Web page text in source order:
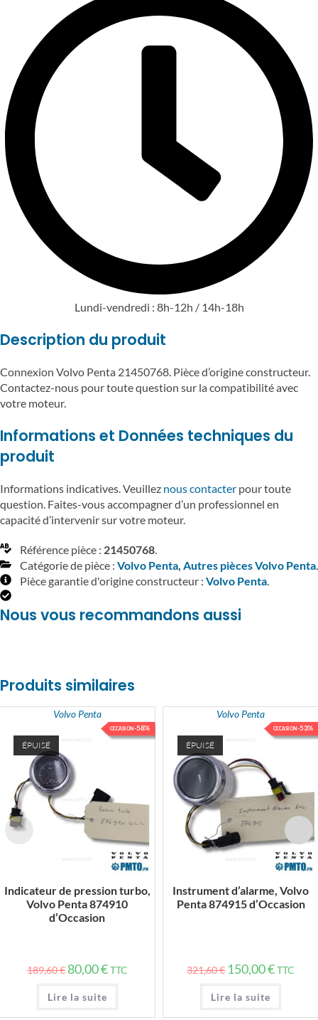
Lundi-vendredi : 8h-12h / 14h-18h
Description du produit
Connexion Volvo Penta 21450768. Pièce d’origine constructeur.
Contactez-nous pour toute question sur la compatibilité avec
votre moteur.
Informations et Données techniques du
produit
Informations indicatives. Veuillez nous contacter pour toute
question. Faites-vous accompagner d’un professionnel en
capacité d’intervenir sur votre moteur.
Référence pièce : 21450768.
Catégorie de pièce : Volvo Penta, Autres pièces Volvo Penta.
Pièce garantie d'origine constructeur : Volvo Penta.
Nous vous recommandons aussi
Produits similaires
OCCASION -58%
Volvo Penta
ÉPUISÉ
Indicateur de pression turbo,
Volvo Penta 874910
d’Occasion
189,60€ Le
prix
initial
était :
189,60 €.
80,00€Le
prix
actuel
80,00 €.
TTC
Lire la suite
OCCASION-53%
Volvo Penta
ÉPUISÉ
Instrument d’alarme, Volvo
Penta 874915 d’Occasion
321,60€ Le
prix
initial
était :
321,60 €.
150,00€Le
prix
actuel
150,00 €.
TTC
Lire la suite